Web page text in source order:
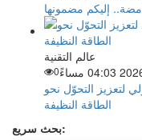
إليكم مضمونها
عالم التقنية
0
لتعزيز التحوّل نحو
الطاقة النظيفة
بحث سريع: